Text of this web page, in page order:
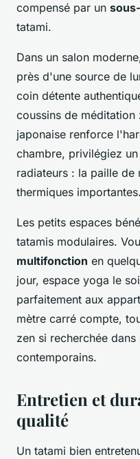
compensé par un
tatami.
Dans un salon
près d'une source de
coin détente
coussins de méditation
japonaise renforce
chambre, privilégiez
radiateurs : la paille
thermiques importantes.
Les petits espaces
tatamis modulaires.
multifonction en
jour, espace yoga le
parfaitement aux
mètre carré compte,
zen si recherchée
contemporains.
Entretien et
qualité
Un tatami bien